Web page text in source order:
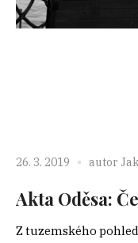
26. 3. 2019 autor
Akta Oděsa:
Z tuzemského